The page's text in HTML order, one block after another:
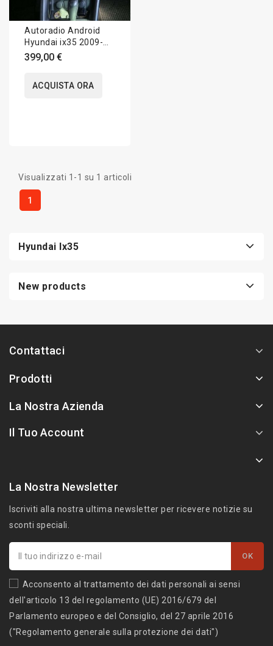
Autoradio Android
Hyundai ix35 2009-
2015 Apple CarPlay
10 pollici
399,00 €
ACQUISTA ORA
Visualizzati 1-1 su 1 articoli
1
Hyundai Ix35
New products
Contattaci
Prodotti
La Nostra Azienda
Il Tuo Account
La Nostra Newsletter
Iscriviti alla nostra ultima newsletter per ricevere notizie su
sconti speciali.
Acconsento al trattamento dei dati personali ai sensi
dell'articolo 13 del regolamento (UE) 2016/679 del
Parlamento europeo e del Consiglio, del 27 aprile 2016
("Regolamento generale sulla protezione dei dati")